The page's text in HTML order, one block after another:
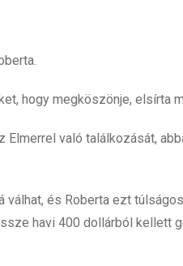
hogy megköszönje, elsírta
való találkozását,
válhat, és Roberta ezt
havi 400 dollárból kellett